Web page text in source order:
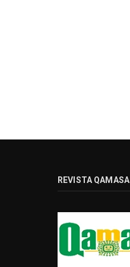
REVISTA QAMASA